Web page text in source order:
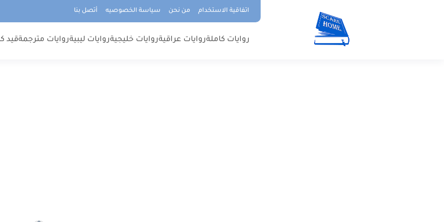
اتفاقية الاستخدام من نحن سياسة الخصوصيه أتصل بنا
روايات كاملةروايات عراقيةروايات خليجيةروايات ليبيةروايات مترجمةقيد